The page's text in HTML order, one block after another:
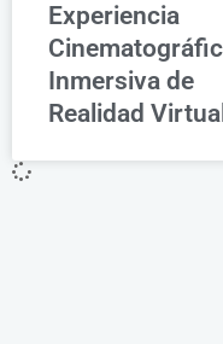
Experiencia
Inmersiva de
Realidad Virtual